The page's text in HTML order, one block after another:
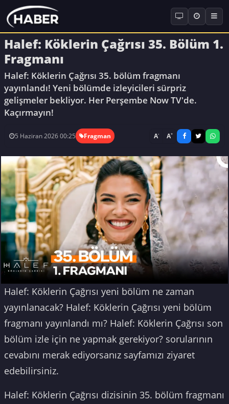
Halef: Köklerin Çağrısı 35. Bölüm 1.
Fragmanı
Halef: Köklerin Çağrısı 35. bölüm fragmanı
yayınlandı! Yeni bölümde izleyicileri sürpriz
gelişmeler bekliyor. Her Perşembe Now TV'de.
Kaçırmayın!
5 Haziran 2026 00:25 Fragman A- A+
Halef: Köklerin Çağrısı yeni bölüm ne zaman
yayınlanacak? Halef: Köklerin Çağrısı yeni bölüm
fragmanı yayınlandı mı? Halef: Köklerin Çağrısı son
bölüm izle için ne yapmak gerekiyor? sorularının
cevabını merak ediyorsanız sayfamızı ziyaret
edebilirsiniz.
Halef: Köklerin Çağrısı dizisinin 35. bölüm fragmanı